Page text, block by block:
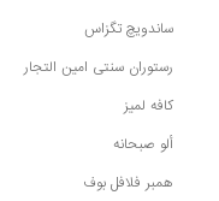
ساندویچ تگزاس
رستوران سنتی امین التجار
کافه لمیز
ألو صبحانه
همبر فلافل بوف